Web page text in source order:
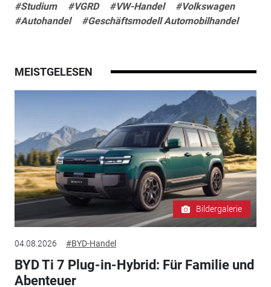
#Studium #VGRD #VW-Handel
#Volkswagen
#Autohandel
#Geschäftsmodell Automobilhandel
MEISTGELESEN
Bildergalerie
04.08.2026 #BYD-Handel
BYD Ti 7 Plug-in-Hybrid: Für Familie und
Abenteuer